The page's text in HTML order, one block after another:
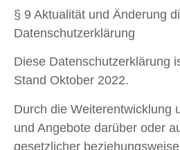
§ 9 Aktualität und Änderung
Datenschutzerklärung
Diese Datenschutzerklärung
Stand Oktober 2022.
Durch die Weiterentwicklung
und Angebote darüber oder
gesetzlicher